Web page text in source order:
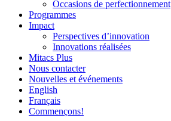
Occasions de perfectionnement
Programmes
Impact
Perspectives d’innovation
Innovations réalisées
Mitacs Plus
Nous contacter
Nouvelles et événements
English
Français
Commençons!